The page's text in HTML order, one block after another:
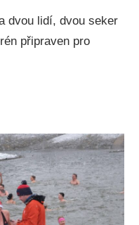
dvou lidí, dvou seker
připraven pro